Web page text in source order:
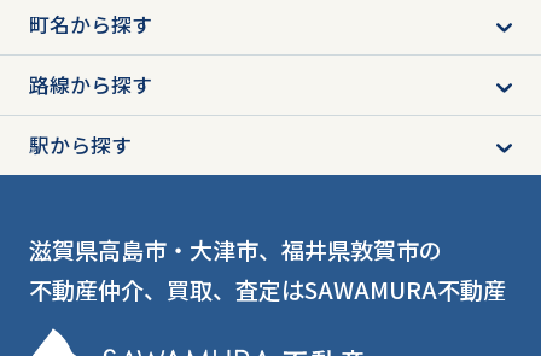
町名から探す
路線から探す
駅から探す
滋賀県高島市・大津市、福井県敦賀市の
不動産仲介、買取、査定はSAWAMURA不動産